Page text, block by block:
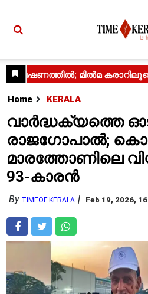
Home KERALA
വാർദ്ധക്യത്തെ
രാജഗോപാൽ;
മാരത്തോണിലെ
93-കാരൻ
By TIMEOF KERALA Feb 19, 2026,